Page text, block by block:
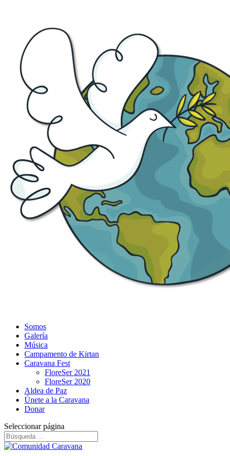
Somos
Galería
Música
Campamento de Kirtan
Caravana Fest
FloreSer 2021
FloreSer 2020
Aldea de Paz
Únete a la Caravana
Donar
Seleccionar página